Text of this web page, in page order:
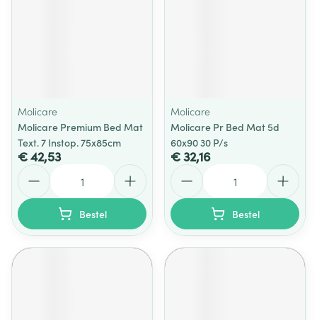
Molicare
Molicare Premium Bed Mat
Text. 7 Instop. 75x85cm
€ 42,53
Bestel
Molicare
Molicare Pr Bed Mat 5d
60x90 30 P/s
€ 32,16
Bestel